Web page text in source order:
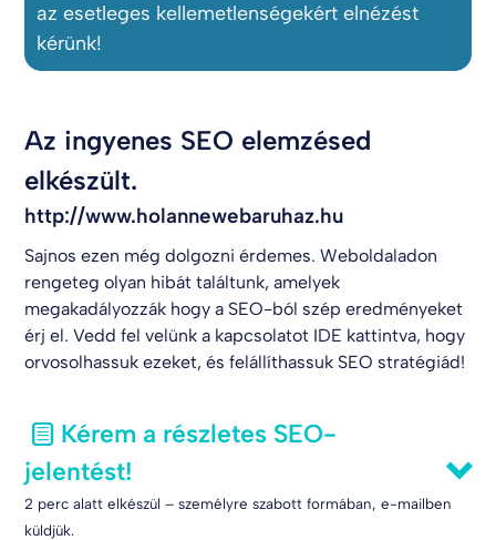
az esetleges kellemetlenségekért elnézést
kérünk!
Az ingyenes SEO elemzésed
elkészült.
http://www.holannewebaruhaz.hu
Sajnos ezen még dolgozni érdemes. Weboldaladon
rengeteg olyan hibát találtunk, amelyek
megakadályozzák hogy a SEO-ból szép eredményeket
érj el. Vedd fel velünk a kapcsolatot IDE kattintva, hogy
orvosolhassuk ezeket, és felállíthassuk SEO stratégiád!
Kérem a részletes SEO-
jelentést!
2 perc alatt elkészül – személyre szabott formában, e-mailben
küldjük.